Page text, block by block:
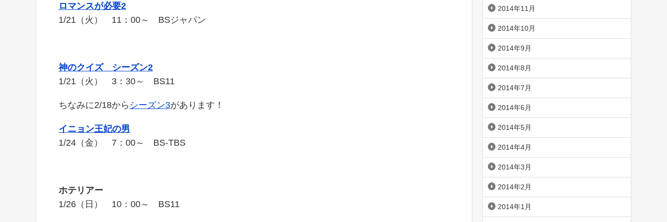
ロマンスが必要2
1/21（火） 11：00～ BSジャパン
神のクイズ シーズン2
1/21（火） 3：30～ BS11
ちなみに2/18から シーズン3があります！
イニョン王妃の男
1/24（金） 7：00～ BS-TBS
ホテリアー
1/26（日） 10：00～ BS11
2014年11月
2014年10月
2014年9月
2014年8月
2014年7月
2014年6月
2014年5月
2014年4月
2014年3月
2014年2月
2014年1月